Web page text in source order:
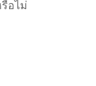
อไม่